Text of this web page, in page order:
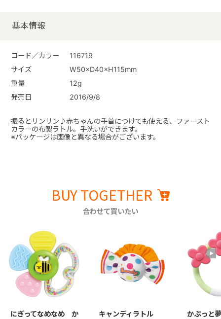
基本情報
コード／カラー
116719
サイズ
W50×D40×H115mm
重量
12g
発売日
2016/9/8
振るとリンリン♪赤ちゃんの手首につけても使える、ファースト
カラーの布製ラトル。手洗いができます。
※パッケージは画像と異なる場合がございます。
BUY TOGETHER
合わせて買いたい
にぎってなめなめ か
キャンディラトル
かぷっと